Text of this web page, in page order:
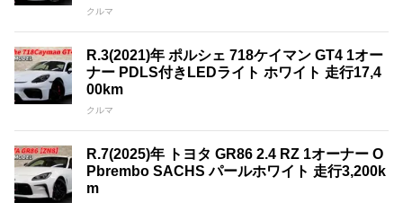
クルマ
R.3(2021)年 ポルシェ 718ケイマン GT4 1オー
ナー PDLS付きLEDライト ホワイト 走行17,4
00km
クルマ
R.7(2025)年 トヨタ GR86 2.4 RZ 1オーナー O
Pbrembo SACHS パールホワイト 走行3,200k
m